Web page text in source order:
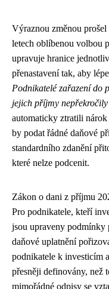
Výraznou změnou prošel
letech oblíbenou volbou
upravuje hranice
přenastavení tak, aby
Podnikatelé zařazení do
jejich příjmy
automaticky ztratili nárok
by podat řádné daňové
standardního zdanění
které nelze podcenit.
Zákon o dani z příjmu
Pro podnikatele, kteří
jsou upraveny podmínky
daňové uplatnění
podnikatele k investicím
přesněji definovány, než
mimořádné odpisy se